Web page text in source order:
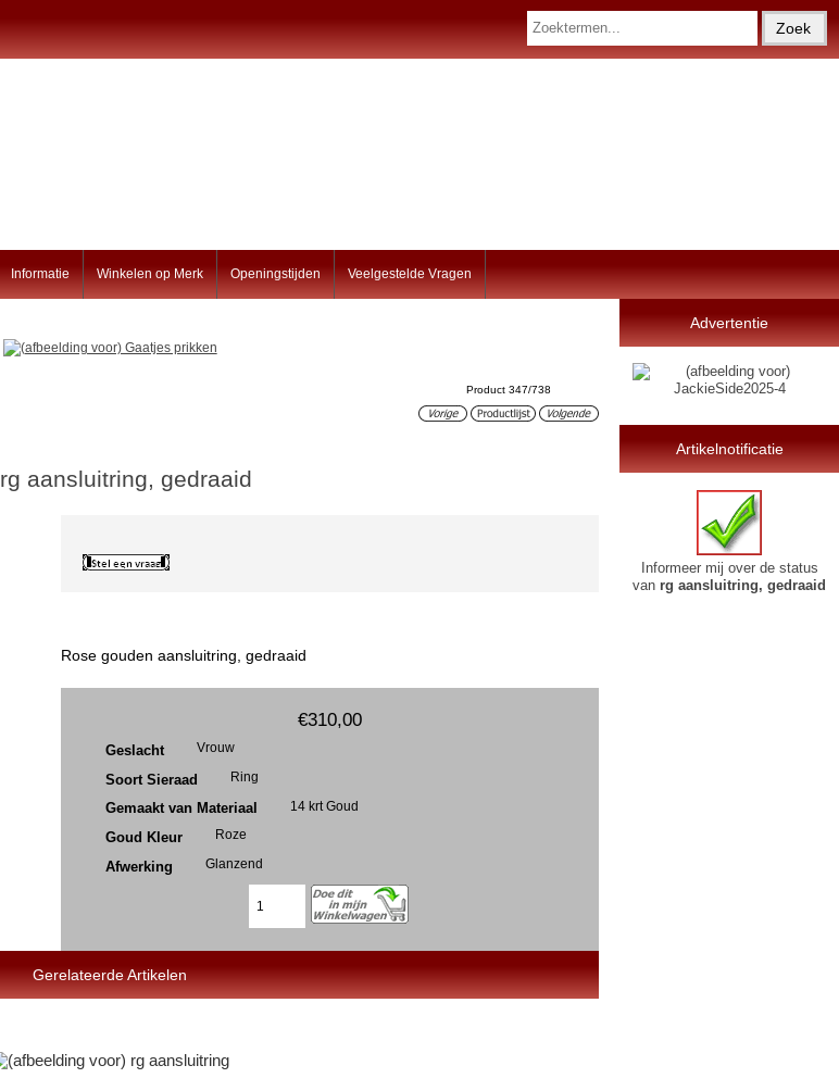
Informatie Winkelen op Merk Openingstijden Veelgestelde Vragen
Product 347/738
rg aansluitring, gedraaid
Rose gouden aansluitring, gedraaid
€310,00
Geslacht Vrouw
Soort Sieraad Ring
Gemaakt van Materiaal 14 krt Goud
Goud Kleur Roze
Afwerking Glanzend
Gerelateerde Artikelen
Advertentie
Artikelnotificatie
Informeer mij over de status
van rg aansluitring, gedraaid